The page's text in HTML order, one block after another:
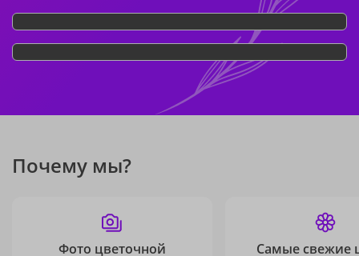
Почему мы?
Фото цветочной
Самые свежие